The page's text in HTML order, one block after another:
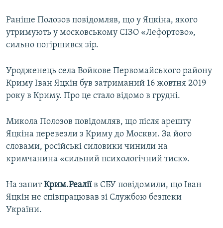
Раніше Полозов повідомляв, що у Яцкіна, якого
утримують у московському СІЗО «Лефортово»,
сильно погіршився зір.
Уродженець села Войкове Первомайського району
Криму Іван Яцкін був затриманий 16 жовтня 2019
року в Криму. Про це стало відомо в грудні.
Микола Полозов повідомляв, що після арешту
Яцкіна перевезли з Криму до Москви. За його
словами, російські силовики чинили на
кримчанина «сильний психологічний тиск».
На запитКрим.Реаліїв СБУ повідомили, що Іван
Яцкін не співпрацював зі Службою безпеки
України.